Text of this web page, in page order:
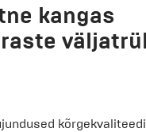
kangas